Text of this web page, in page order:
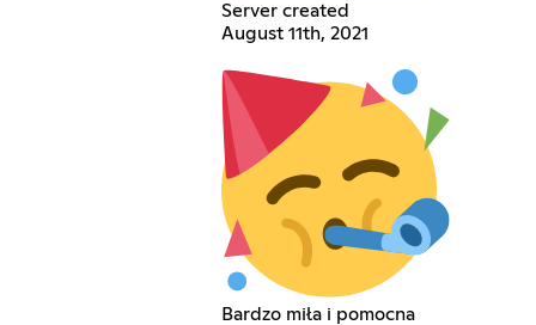
Server created
August 11th, 2021
Bardzo miła i pomocna